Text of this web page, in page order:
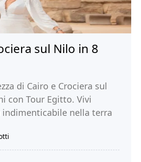
sul Nilo in 8
di Cairo e Crociera sul
con Tour Egitto. Vivi
indimenticabile nella terra